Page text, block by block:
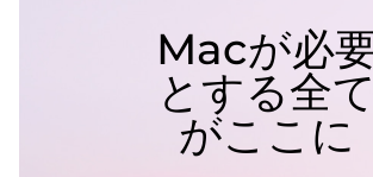
Macが必
とする全て
がここに